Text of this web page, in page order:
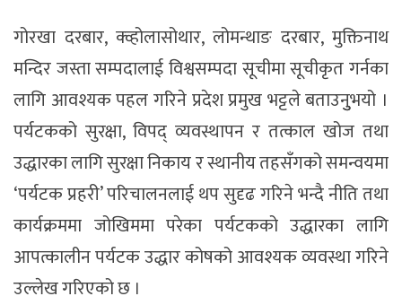
गोरखा दरबार, क्व्होलासोथार, लोमन्थाङ दरबार, मुक्तिनाथ
मन्दिर जस्ता सम्पदालाई विश्वसम्पदा सूचीमा सूचीकृत गर्नका
लागि आवश्यक पहल गरिने प्रदेश प्रमुख भट्टले बताउनुुभयो ।
पर्यटकको सुरक्षा, विपद् व्यवस्थापन र तत्काल खोज तथा
उद्धारका लागि सुरक्षा निकाय र स्थानीय तहसँगको समन्वयमा
‘पर्यटक प्रहरी’ परिचालनलाई थप सुदृढ गरिने भन्दै नीति तथा
कार्यक्रममा जोखिममा परेका पर्यटकको उद्धारका लागि
आपत्कालीन पर्यटक उद्धार कोषको आवश्यक व्यवस्था गरिने
उल्लेख गरिएको छ ।